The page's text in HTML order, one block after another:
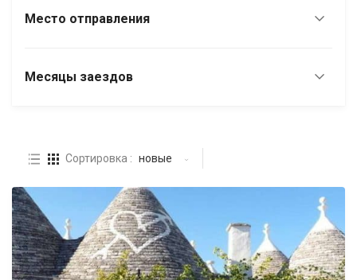
Место отправления
Месяцы заездов
Сортировка : новые